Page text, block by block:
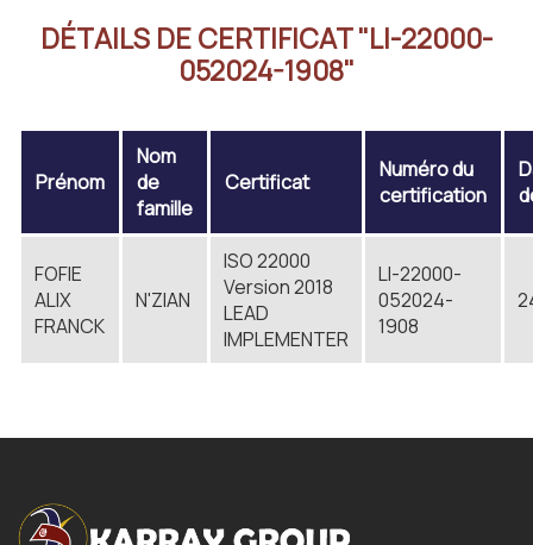
DÉTAILS DE CERTIFICAT "LI-22000-
052024-1908"
Prénom
Nom
de
famille
Certificat
Numéro du
certification
FOFIE
ALIX
FRANCK
N'ZIAN
ISO 22000
Version 2018
LEAD
IMPLEMENTER
LI-22000-
052024-
1908